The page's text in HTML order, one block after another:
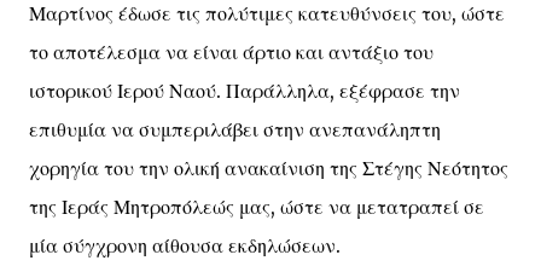
Μαρτίνος έδωσε τις πολύτιμες κατευθύνσεις του, ώστε
το αποτέλεσμα να είναι άρτιο και αντάξιο του
ιστορικού Ιερού Ναού. Παράλληλα, εξέφρασε την
επιθυμία να συμπεριλάβει στην ανεπανάληπτη
χορηγία του την ολική ανακαίνιση της Στέγης Νεότητος
της Ιεράς Μητροπόλεώς μας, ώστε να μετατραπεί σε
μία σύγχρονη αίθουσα εκδηλώσεων.